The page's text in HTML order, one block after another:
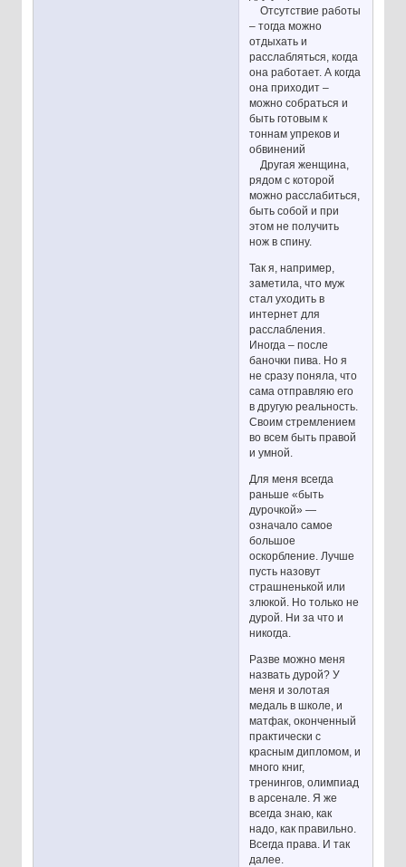
Отсутствие работы
– тогда можно
отдыхать и
расслабляться, когда
она работает. А когда
она приходит –
можно собраться и
быть готовым к
тоннам упреков и
обвинений
Другая женщина,
рядом с которой
можно расслабиться,
быть собой и при
этом не получить
нож в спину.
Так я, например,
заметила, что муж
стал уходить в
интернет для
расслабления.
Иногда – после
баночки пива. Но я
не сразу поняла, что
сама отправляю его
в другую реальность.
Своим стремлением
во всем быть правой
и умной.
Для меня всегда
раньше «быть
дурочкой» —
означало самое
большое
оскорбление. Лучше
пусть назовут
страшненькой или
злюкой. Но только не
дурой. Ни за что и
никогда.
Разве можно меня
назвать дурой? У
меня и золотая
медаль в школе, и
матфак, оконченный
практически с
красным дипломом, и
много книг,
тренингов, олимпиад
в арсенале. Я же
всегда знаю, как
надо, как правильно.
Всегда права. И так
далее.